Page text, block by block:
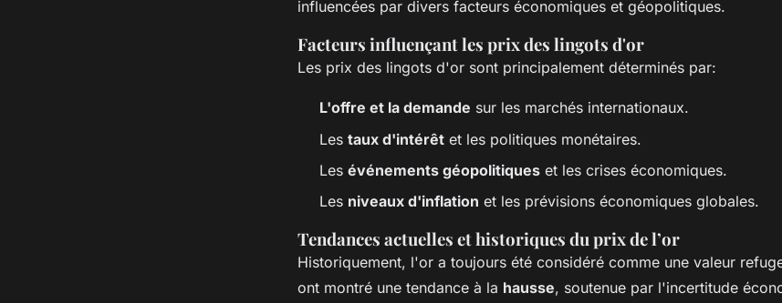
influencées par divers facteurs économiques et géopolitiques.
Facteurs influençant les prix des lingots d'or
Les prix des lingots d'or sont principalement déterminés par:
L'offre et la demande sur les marchés internationaux.
Les taux d'intérêt et les politiques monétaires.
Les événements géopolitiques et les crises économiques.
Les niveaux d'inflation et les prévisions économiques globales.
Tendances actuelles et historiques du prix de l’or
Historiquement, l'or a toujours été considéré comme une valeur
ont montré une tendance à la hausse, soutenue par l'incertitude